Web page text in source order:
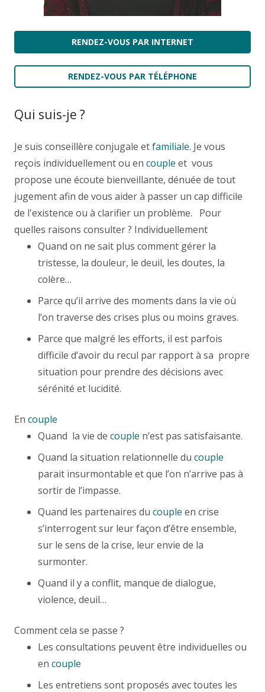
RENDEZ-VOUS PAR INTERNET
RENDEZ-VOUS PAR TÉLÉPHONE
Qui suis-je ?
Je suis conseillère conjugale etfamiliale. Je vous
reçois individuellement ou en couple et vous
propose une écoute bienveillante, dénuée de tout
jugement afin de vous aider à passer un cap difficile
de l'existence ou à clarifier un problème.
Pour
quelles raisons consulter ? Individuellement
Quand on ne sait plus comment gérer la
tristesse, la douleur, le deuil, les doutes, la
colère…
Parce qu’il arrive des moments dans la vie où
l’on traverse des crises plus ou moins graves.
Parce que malgré les efforts, il est parfois
difficile d’avoir du recul par rapport à sa propre
situation pour prendre des décisions avec
sérénité et lucidité.
En couple
Quand la vie de couple n’est pas satisfaisante.
Quand la situation relationnelle du couple
parait insurmontable et que l’on n’arrive pas à
sortir de l’impasse.
Quand les partenaires du couple en crise
s’interrogent sur leur façon d’être ensemble,
sur le sens de la crise, leur envie de la
surmonter.
Quand il y a conflit, manque de dialogue,
violence, deuil…
Comment cela se passe ?
Les consultations peuvent être individuelles ou
en couple
Les entretiens sont proposés avec toutes les